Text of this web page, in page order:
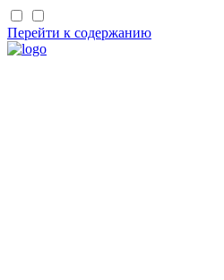
Перейти к содержанию